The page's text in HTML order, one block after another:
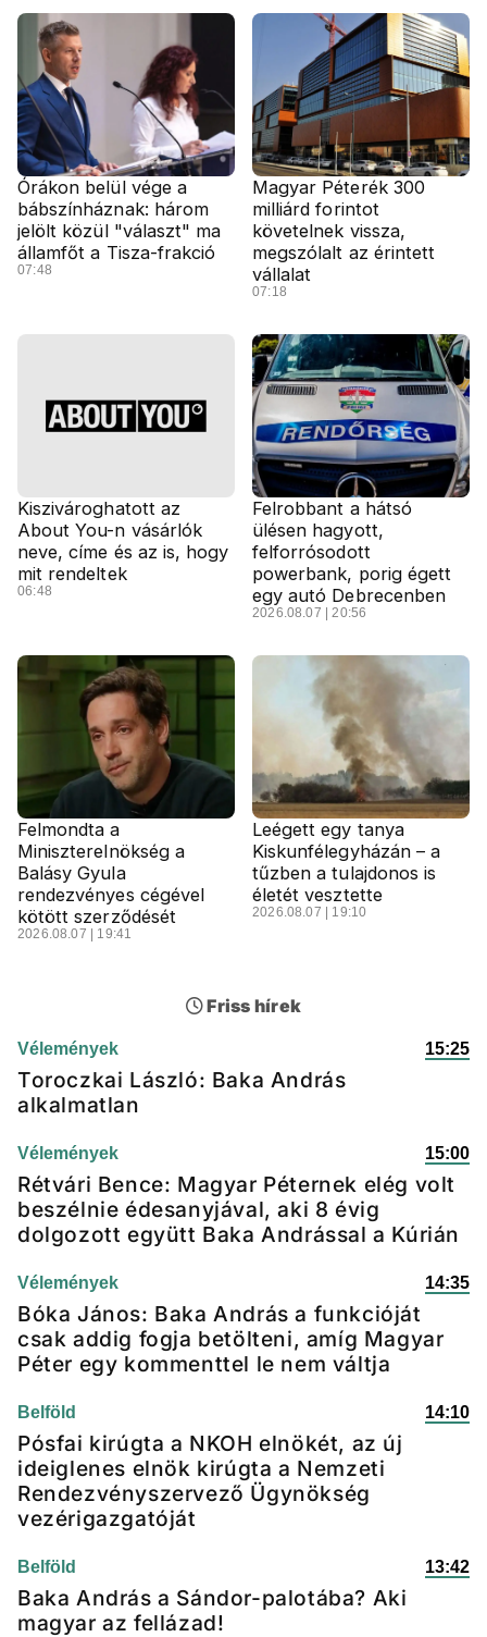
Órákon belül vége a
bábszínháznak: három
jelölt közül "választ" ma
államfőt a Tisza-frakció
07:48
Magyar Péterék 300
milliárd forintot
követelnek vissza,
megszólalt az érintett
vállalat
07:18
Kiszivároghatott az
About You-n vásárlók
neve, címe és az is, hogy
mit rendeltek
06:48
Felrobbant a hátsó
ülésen hagyott,
felforrósodott
powerbank, porig égett
egy autó Debrecenben
2026.08.07 | 20:56
Felmondta a
Miniszterelnökség a
Balásy Gyula
rendezvényes cégével
kötött szerződését
2026.08.07 | 19:41
Leégett egy tanya
Kiskunfélegyházán – a
tűzben a tulajdonos is
életét vesztette
2026.08.07 | 19:10
Friss hírek
Vélemények 15:25
Toroczkai László: Baka András
alkalmatlan
Vélemények 15:00
Rétvári Bence: Magyar Péternek elég volt
beszélnie édesanyjával, aki 8 évig
dolgozott együtt Baka Andrással a Kúrián
Vélemények 14:35
Bóka János: Baka András a funkcióját
csak addig fogja betölteni, amíg Magyar
Péter egy kommenttel le nem váltja
Belföld 14:10
Pósfai kirúgta a NKOH elnökét, az új
ideiglenes elnök kirúgta a Nemzeti
Rendezvényszervező Ügynökség
vezérigazgatóját
Belföld 13:42
Baka András a Sándor-palotába? Aki
magyar az fellázad!